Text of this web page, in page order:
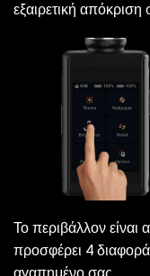
εξαιρετική απόκριση
Το περιβάλλον είναι
προσφέρει 4 διαφορά